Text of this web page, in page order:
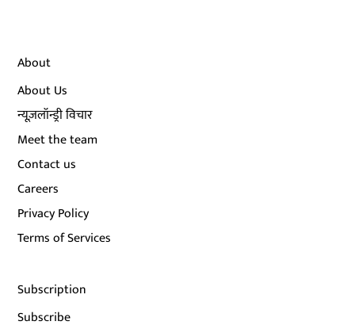
About
About Us
न्यूज़लॉन्ड्री विचार
Meet the team
Contact us
Careers
Privacy Policy
Terms of Services
Subscription
Subscribe